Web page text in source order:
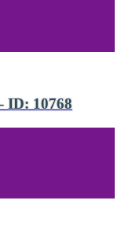
ID: 10768